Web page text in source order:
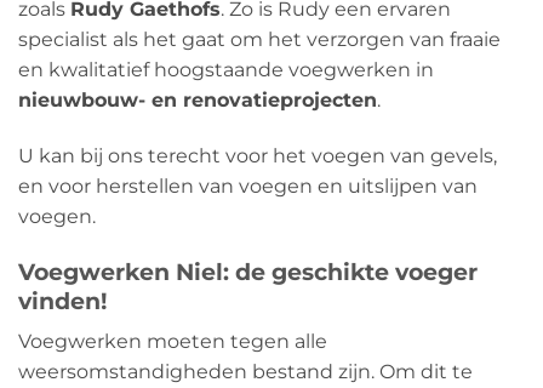
zoals Rudy Gaethofs. Zo is Rudy een ervaren
specialist als het gaat om het verzorgen van fraaie
en kwalitatief hoogstaande voegwerken in
nieuwbouw- en renovatieprojecten.
U kan bij ons terecht voor het voegen van gevels,
en voor herstellen van voegen en uitslijpen van
voegen.
Voegwerken Niel: de geschikte voeger
vinden!
Voegwerken moeten tegen alle
weersomstandigheden bestand zijn. Om dit te